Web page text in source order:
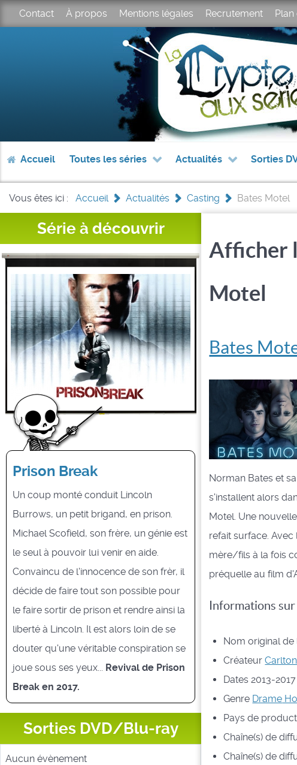
Contact À propos Mentions légales Recrutement
Accueil Toutes les séries Actualités Sorties
Vous êtes ici : Accueil > Actualités > Casting > Bates Motel
Série à découvrir
Prison Break
Un coup monté conduit Lincoln
Burrows, un petit brigand, en prison.
Michael Scofield, son frère, un génie est
le seul à pouvoir lui venir en aide.
Convaincu de l'innocence de son frèr, il
décide de faire tout son possible pour
le faire sortir de prison et rendre ainsi la
liberté à Lincoln. Il est alors loin de se
douter qu'une véritable conspiration se
joue sous ses yeux... Revival de Prison
Break en 2017.
Sorties DVD/Blu-ray
Aucun évènement
Afficher
Motel
Bates
Norman Bates et
s'installent alors
Motel. Une
refait surface.
mère/fils à la fois
préquelle au film
Informations sur
Nom original de
Créateur
Dates 2013-2017
Genre Drame
Pays de
Chaîne(s) de
Chaîne(s) de